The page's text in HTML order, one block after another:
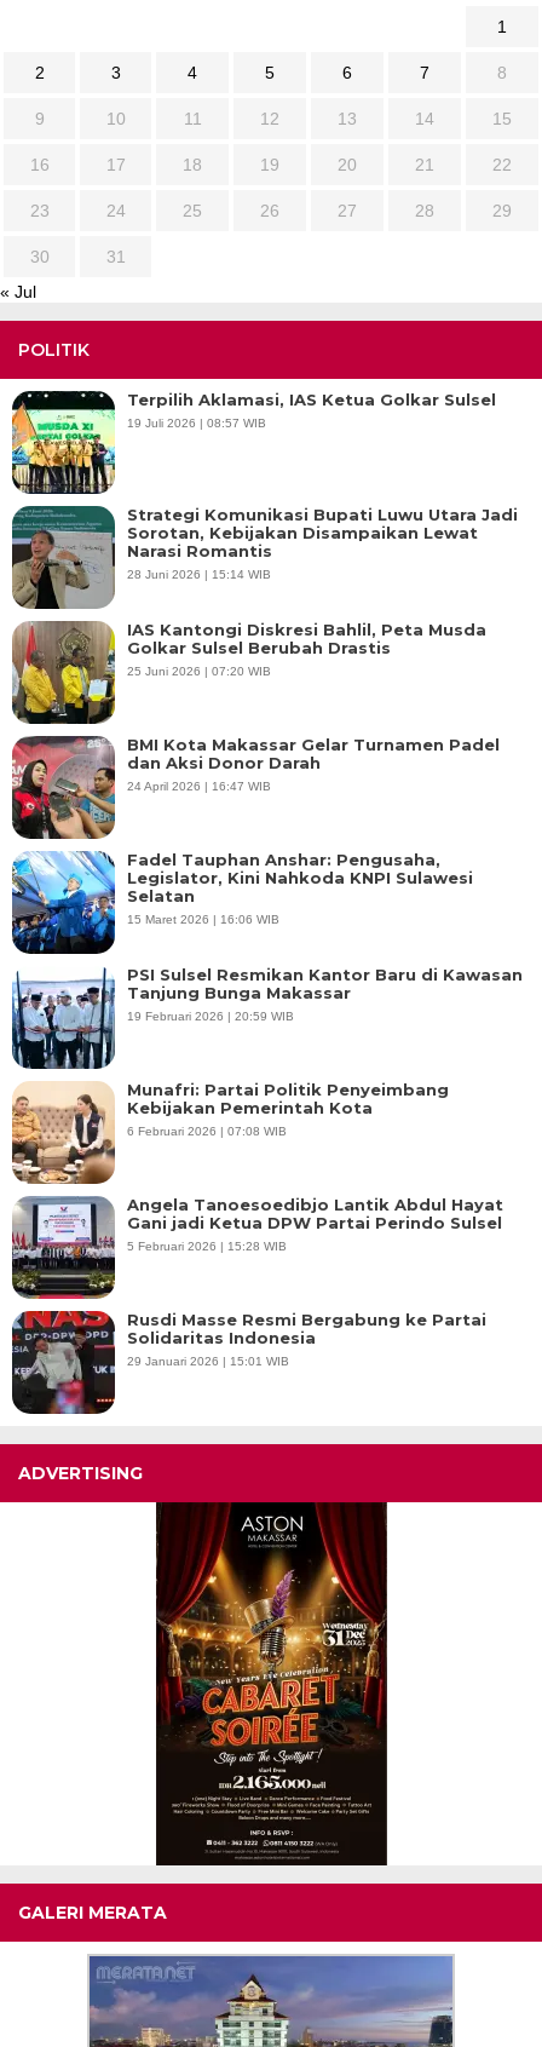
1
2 3 4 5 6 7 8
9 10 11 12 13 14 15
16 17 18 19 20 21 22
23 24 25 26 27 28 29
30
31
« Jul
POLITIK
Terpilih Aklamasi, IAS Ketua Golkar Sulsel
19 Juli 2026 | 08:57 WIB
Strategi Komunikasi Bupati Luwu Utara Jadi
Sorotan, Kebijakan Disampaikan Lewat
Narasi Romantis
28 Juni 2026 | 15:14 WIB
IAS Kantongi Diskresi Bahlil, Peta Musda
Golkar Sulsel Berubah Drastis
25 Juni 2026 | 07:20 WIB
BMI Kota Makassar Gelar Turnamen Padel
dan Aksi Donor Darah
24 April 2026 | 16:47 WIB
Fadel Tauphan Anshar: Pengusaha,
Legislator, Kini Nahkoda KNPI Sulawesi
Selatan
15 Maret 2026 | 16:06 WIB
PSI Sulsel Resmikan Kantor Baru di Kawasan
Tanjung Bunga Makassar
19 Februari 2026 | 20:59 WIB
Munafri: Partai Politik Penyeimbang
Kebijakan Pemerintah Kota
6 Februari 2026 | 07:08 WIB
Angela Tanoesoedibjo Lantik Abdul Hayat
Gani jadi Ketua DPW Partai Perindo Sulsel
5 Februari 2026 | 15:28 WIB
Rusdi Masse Resmi Bergabung ke Partai
Solidaritas Indonesia
29 Januari 2026 | 15:01 WIB
ADVERTISING
GALERI MERATA